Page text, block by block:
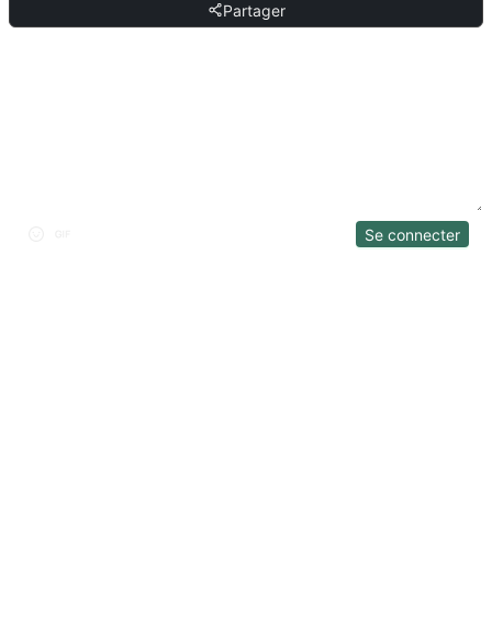
Partager
Se connecter